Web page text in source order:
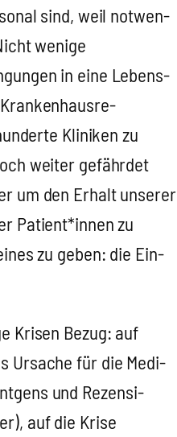
sind, weil not­wen­
weni­ge
in eine Lebens­
Kli­ni­ken zu
wei­ter gefähr­det
um den Erhalt unse­rer
Patient*innen zu
zu geben: die Ein­
Kri­sen Bezug: auf
Ursa­che für die Medi­
und Rezen­si­
auf die Kri­se